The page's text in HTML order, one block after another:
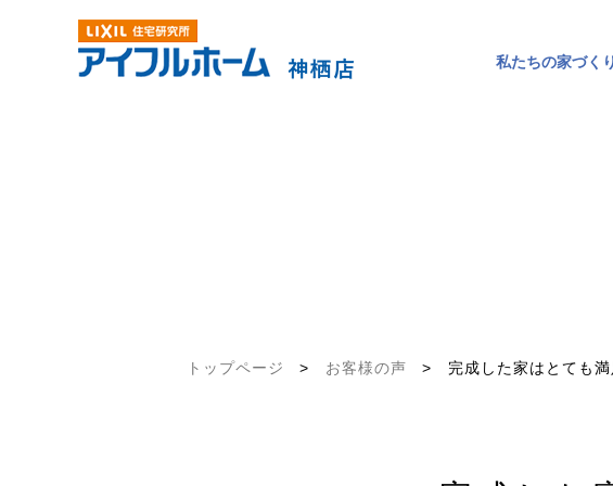
私たちの家づくり
トップページ > お客様の声 > 完成した家はとても